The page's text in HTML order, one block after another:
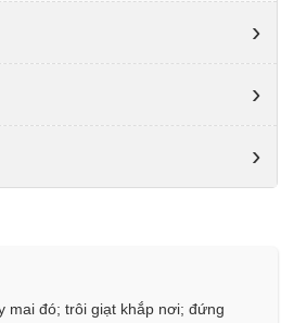
›
›
›
mai đó; trôi giạt khắp nơi; đứng